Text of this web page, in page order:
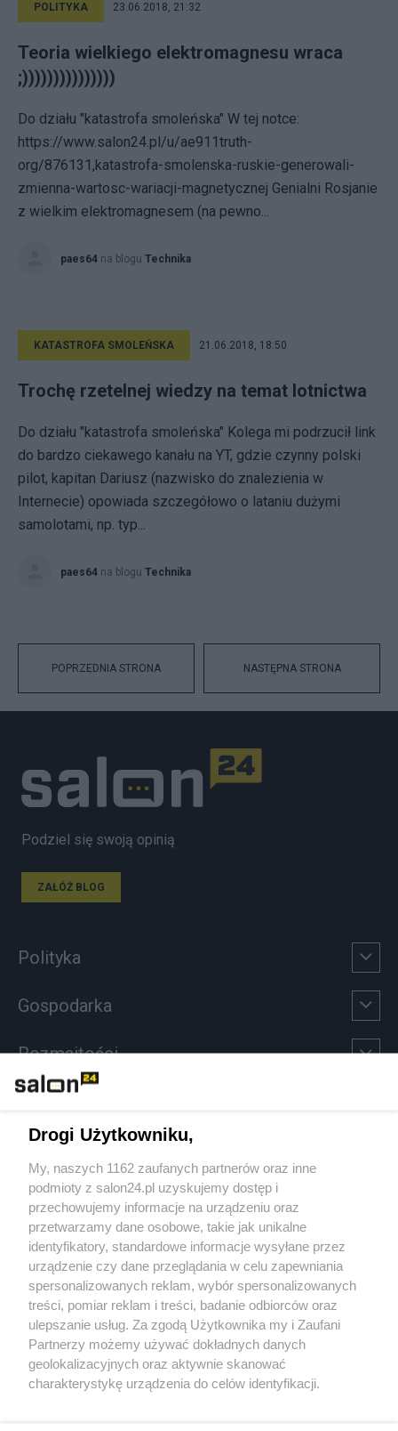
POLITYKA 23.06.2018, 21:32
Teoria wielkiego elektromagnesu wraca
;)))))))))))))))
Do działu "katastrofa smoleńska" W tej notce:
https://www.salon24.pl/u/ae911truth-
org/876131,katastrofa-smolenska-ruskie-generowali-
zmienna-wartosc-wariacji-magnetycznej Genialni Rosjanie
z wielkim elektromagnesem (na pewno...
paes64 na blogu Technika
KATASTROFA SMOLEŃSKA 21.06.2018, 18:50
Trochę rzetelnej wiedzy na temat lotnictwa
Do działu "katastrofa smoleńska" Kolega mi podrzucił link
do bardzo ciekawego kanału na YT, gdzie czynny polski
pilot, kapitan Dariusz (nazwisko do znalezienia w
Internecie) opowiada szczegółowo o lataniu dużymi
samolotami, np. typ...
paes64 na blogu Technika
POPRZEDNIA STRONA NASTĘPNA STRONA
Podziel się swoją opinią
ZAŁÓŻ BLOG
Polityka
Gospodarka
Rozmaitości
Sport
Społeczeństwo
Kultura
X Facebook Instagram Youtube
Drogi Użytkowniku,
My, naszych 1162 zaufanych partnerów oraz inne
podmioty z salon24.pl uzyskujemy dostęp i
przechowujemy informacje na urządzeniu oraz
przetwarzamy dane osobowe, takie jak unikalne
identyfikatory, standardowe informacje wysyłane przez
urządzenie czy dane przeglądania w celu zapewniania
spersonalizowanych reklam, wybór spersonalizowanych
treści, pomiar reklam i treści, badanie odbiorców oraz
ulepszanie usług. Za zgodą Użytkownika my i Zaufani
Partnerzy możemy używać dokładnych danych
geolokalizacyjnych oraz aktywnie skanować
charakterystykę urządzenia do celów identyfikacji.